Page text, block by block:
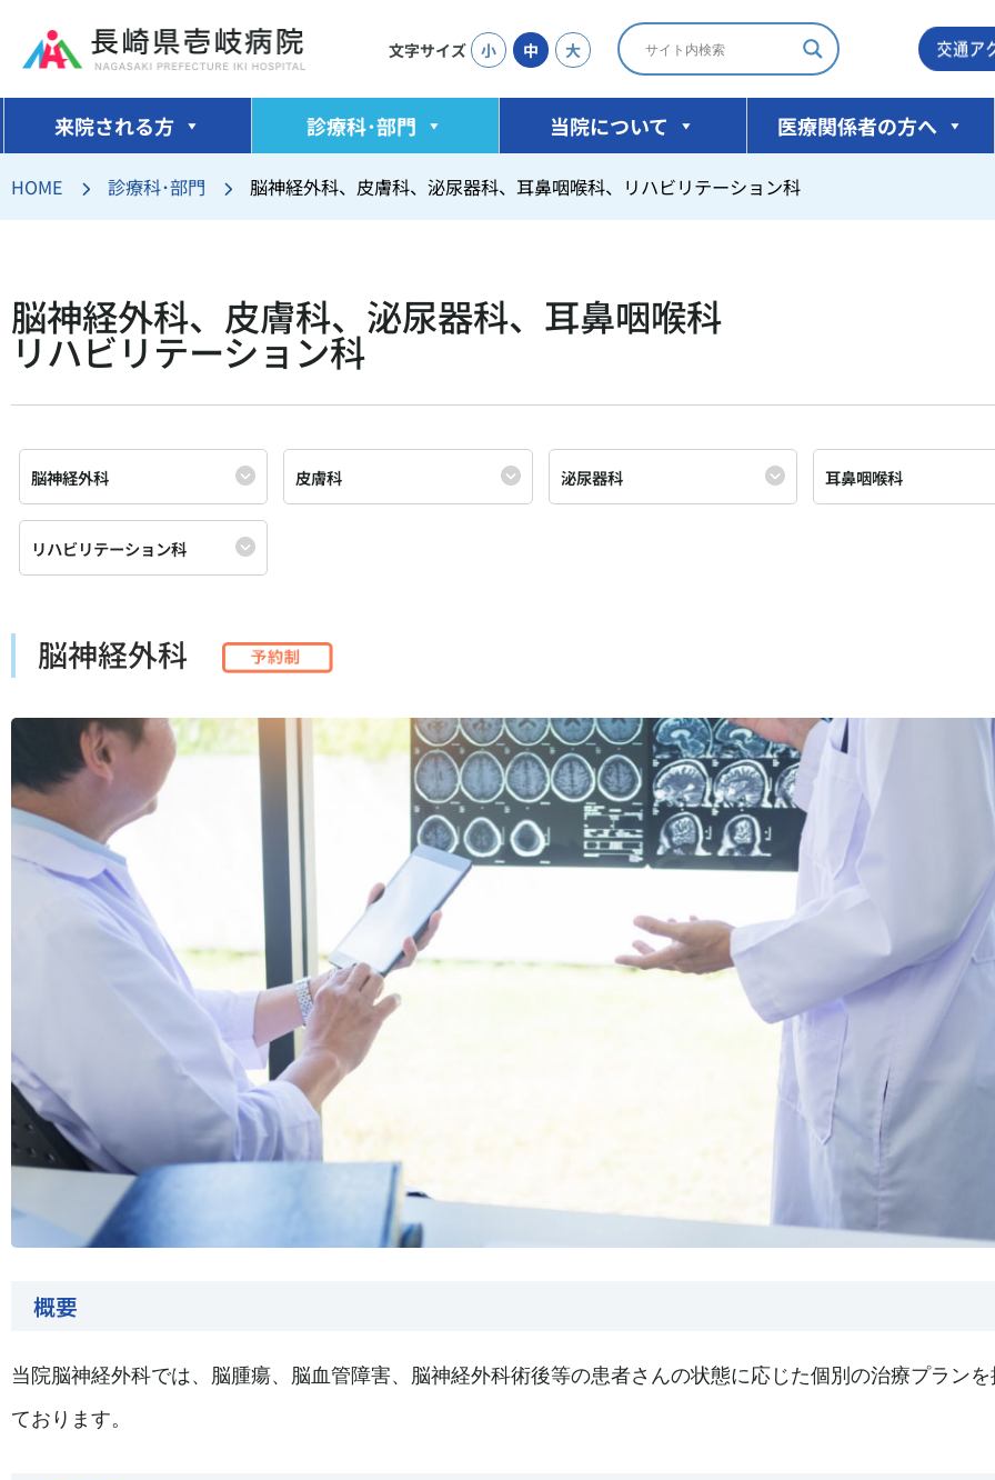
コ
ン
ン
ツ
へ
キ
ッ
プ
文字サイズ 小 中 大
来院される方 診療科･部門 当院について 医療関係者の方へ
HOME 診療科･部門 脳神経外科、皮膚科、泌尿器科、耳鼻咽喉科、リハビリテーション科
脳神経外科、皮膚科、泌尿器科、耳鼻咽喉科
リハビリテーション科
脳神経外科 皮膚科 泌尿器科 耳鼻咽喉科
リハビリテーション科
脳神経外科
概要
当院脳神経外科では、脳腫瘍、脳血管障害、脳神経外科術後等の患者さんの状態に応じた個別の治療プラン
ております。